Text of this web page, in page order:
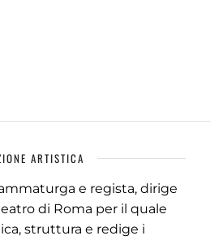
ARTISTICA
e regista, dirige
di Roma per il quale
struttura e redige i